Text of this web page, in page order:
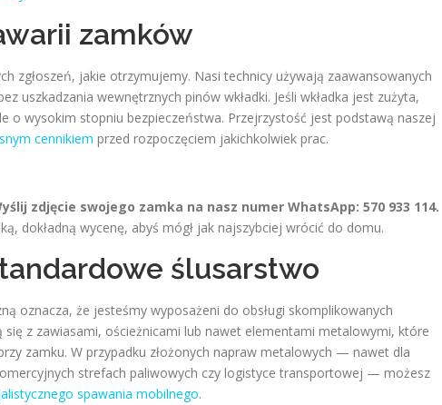
zamków
zgłoszeń, jakie otrzymujemy. Nasi technicy używają zaawansowanych
uszkadzania wewnętrznych pinów wkładki. Jeśli wkładka jest zużyta,
o wysokim stopniu bezpieczeństwa. Przejrzystość jest podstawą naszej
cennikiem przed rozpoczęciem jakichkolwiek prac.
zdjęcie swojego zamka na nasz numer WhatsApp: 570 933 114.
dokładną wycenę, abyś mógł jak najszybciej wrócić do domu.
ślusarstwo
oznacza, że jesteśmy wyposażeni do obsługi skomplikowanych
z zawiasami, ościeżnicami lub nawet elementami metalowymi, które
zamku. W przypadku złożonych napraw metalowych — nawet dla
strefach paliwowych czy logistyce transportowej — możesz
spawania mobilnego.